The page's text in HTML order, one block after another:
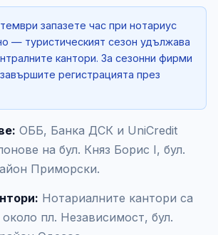
запазете час при нотариус
— туристическият сезон удължава
кантори. За сезонни фирми
регистрацията през
ОББ, Банка ДСК и UniCredit
на бул. Княз Борис I, бул.
Приморски.
Нотариалните кантори са
пл. Независимост, бул.